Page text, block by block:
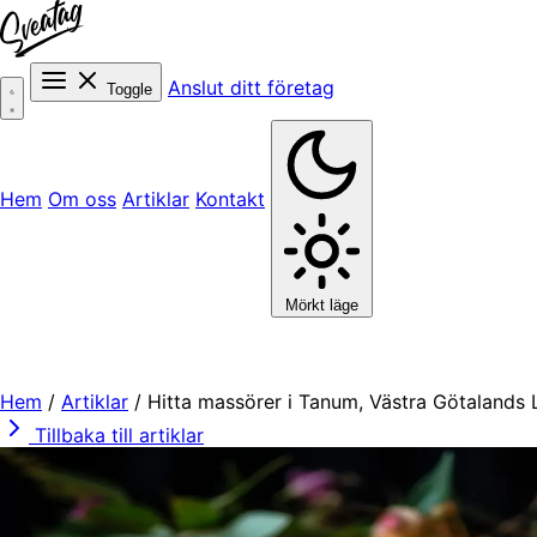
Toggle Anslut ditt företag
Hem Om oss Artiklar Kontakt
Mörkt läge
Hem / Artiklar / Hitta massörer i Tanum, Västra Götalands
Tillbaka till artiklar